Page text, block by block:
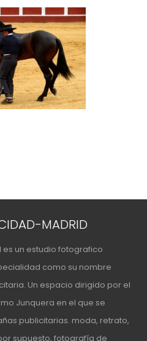
MADRID
un estudio fotografico
como su nombre
Un espacio dirigido por el
Junquera en el que se
publicitarias. moda, retrato,
supuesto, fotografía de